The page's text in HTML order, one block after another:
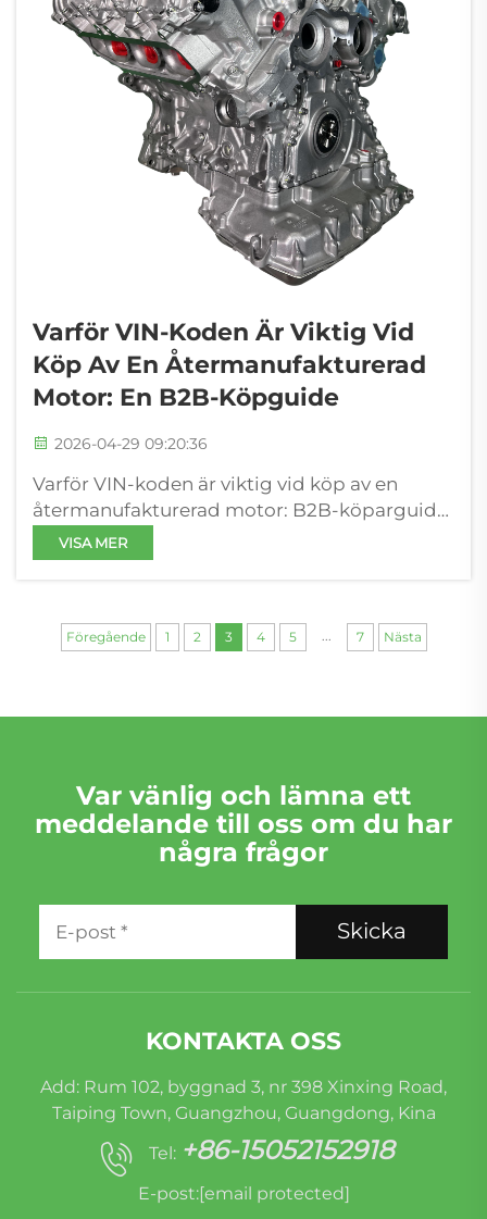
Varför VIN-Koden Är Viktig Vid
Köp Av En Återmanufakturerad
Motor: En B2B-Köpguide
2026-04-29 09:20:36
Varför VIN-koden är viktig vid köp av en
återmanufakturerad motor: B2B-köparguide
För köpare som söker termer som
"återmanufakturerad motorersättning" eller
VISA MER
Föregående 1 2 3 4 5 7 Nästa
Var vänlig och lämna ett
meddelande till oss om du har
några frågor
Skicka
KONTAKTA OSS
Add: Rum 102, byggnad 3, nr 398 Xinxing Road,
Taiping Town, Guangzhou, Guangdong, Kina
Tel: +86-15052152918
E-post:[email protected]